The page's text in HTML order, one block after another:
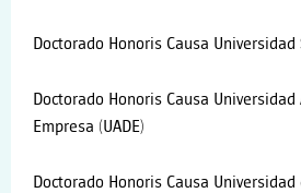
Doctorado Honoris Causa Universidad
Doctorado Honoris Causa
Empresa (UADE)
Doctorado Honoris Causa Universidad